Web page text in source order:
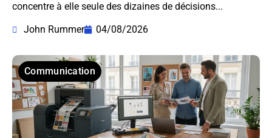
concentre à elle seule des dizaines de décisions...
John Rummer
04/08/2026
Communication